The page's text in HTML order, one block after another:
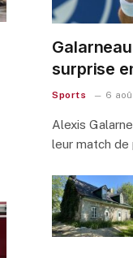
surprise
Sports 6
Alexis
leur match de